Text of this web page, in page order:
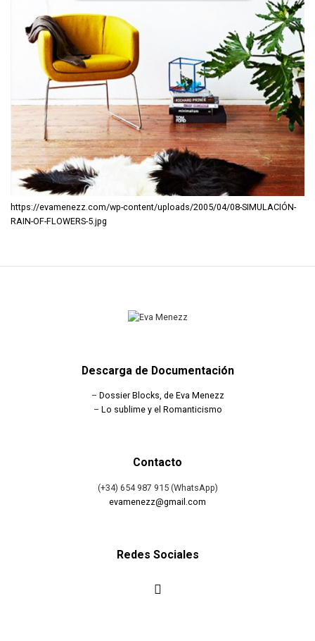
https://evamenezz.com/wp-content/uploads/2005/04/08-SIMULACIÓN-
RAIN-OF-FLOWERS-5.jpg
Descarga de Documentación
– Dossier Blocks, de Eva Menezz
– Lo sublime y el Romanticismo
Contacto
(+34) 654 987 915 (WhatsApp)
evamenezz@gmail.com
Redes Sociales